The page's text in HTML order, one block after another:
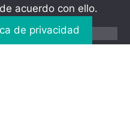
acuerdo con ello.
de privacidad